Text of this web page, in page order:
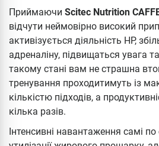
Приймаючи Scitec Nutrition
відчути неймовірно високий
активізується діяльність НР,
адреналіну, підвищаться увага
такому стані вам не страшна
тренування проходитимуть із
кількістю підходів, а
кілька разів.
Інтенсивні навантаження самі